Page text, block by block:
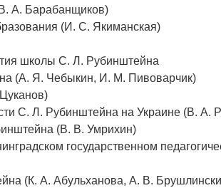
А. Барабанщиков)
(И. С. Якиманская)
школы С. Л. Рубинштейна
(А. Я. Чебыкин, И. М. Пивоварчик)
С. Л. Рубинштейна на Украине (В. А.
(В. В. Умрихин)
государственном
(К. А. Абульханова, А. В.